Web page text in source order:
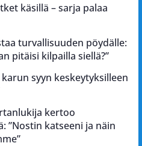
käsillä – sarja palaa
turvallisuuden pöydälle:
pitäisi kilpailla siellä?”
syyn keskeytyksilleen
kertoo
”Nostin katseeni ja näin